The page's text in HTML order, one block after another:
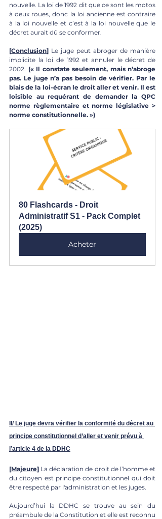
nouvelle. La loi de 1992 dit que ce sont les motos
à deux roues, donc la loi ancienne est contraire
à la loi nouvelle et c’est à la loi nouvelle que le
décret aurait dû se conformer.
[Conclusion] Le juge peut abroger de manière
implicite la loi de 1992 et annuler le décret de
2002. (« Il constate seulement, mais n’abroge
pas. Le juge n’a pas besoin de vérifier. Par le
biais de la loi-écran le droit aller et venir. Il est
loisible au requérant de demander la QPC
norme règlementaire et norme législative >
norme constitutionnelle. »)
80 Flashcards - Droit
Administratif S1 - Pack Complet
(2025)
Acheter
II/ Le juge devra vérifier la conformité du décret au
principe constitutionnel d’aller et venir prévu à
l’article 4 de la DDHC
[Majeure] La déclaration de droit de l’homme et
du citoyen est principe constitutionnel qui doit
être respecté par l'administration et les juges.
Aujourd’hui la DDHC se trouve au sein du
préambule de la Constitution et elle est reconnu